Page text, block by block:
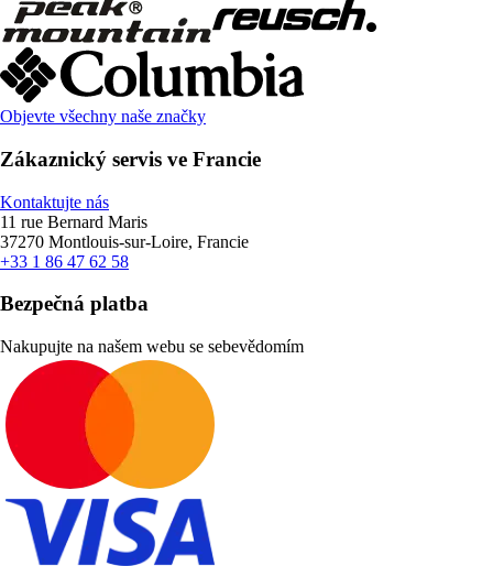
Objevte všechny naše značky
Zákaznický servis ve Francie
Kontaktujte nás
11 rue Bernard Maris
37270 Montlouis-sur-Loire, Francie
+33 1 86 47 62 58
Bezpečná platba
Nakupujte na našem webu se sebevědomím